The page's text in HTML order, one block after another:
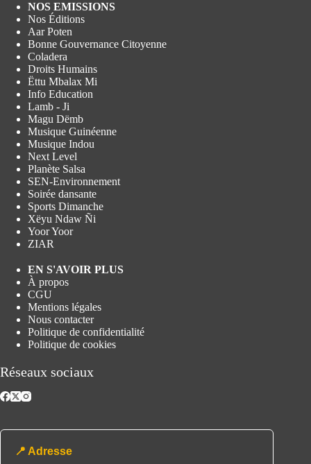
NOS EMISSIONS
Nos Éditions
Aar Poten
Bonne Gouvernance Citoyenne
Coladera
Droits Humains
Ëttu Mbalax Mi
Info Education
Lamb - Ji
Magu Dëmb
Musique Guinéenne
Musique Indou
Next Level
Planète Salsa
SEN-Environnement
Soirée dansante
Sports Dimanche
Xëyu Ndaw Ñi
Yoor Yoor
ZIAR
EN S'AVOIR PLUS
À propos
CGU
Mentions légales
Nous contacter
Politique de confidentialité
Politique de cookies
Réseaux sociaux
📍 Adresse